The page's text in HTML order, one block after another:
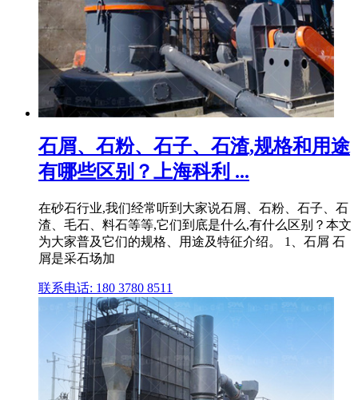
石屑、石粉、石子、石渣,规格和用途
有哪些区别？上海科利 ...
在砂石行业,我们经常听到大家说石屑、石粉、石子、石
渣、毛石、料石等等,它们到底是什么,有什么区别？本文
为大家普及它们的规格、用途及特征介绍。 1、石屑 石
屑是采石场加
联系电话: 180 3780 8511